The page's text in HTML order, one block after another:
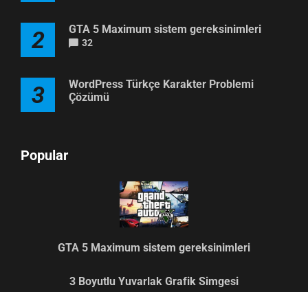
2 GTA 5 Maximum sistem gereksinimleri
32
3
WordPress Türkçe Karakter Problemi
Çözümü
Popular
GTA 5 Maximum sistem gereksinimleri
3 Boyutlu Yuvarlak Grafik Simgesi